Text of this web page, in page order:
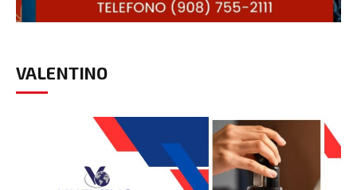
VALENTINO